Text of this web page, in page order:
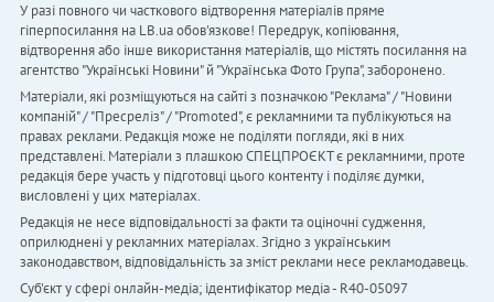
У разі повного чи часткового відтворення матеріалів пряме
гіперпосилання на LB.ua обов'язкове! Передрук, копіювання,
відтворення або інше використання матеріалів, що містять посилання на
агентство "Українськi Новини" й "Українська Фото Група", заборонено.
Матеріали, які розміщуються на сайті з позначкою "Реклама" / "Новини
компаній" / "Пресреліз" / "Promoted", є рекламними та публікуються на
правах реклами. Редакція може не поділяти погляди, які в них
представлені. Матеріали з плашкою СПЕЦПРОЄКТ є рекламними, проте
редакція бере участь у підготовці цього контенту і поділяє думки,
висловлені у цих матеріалах.
Редакція не несе відповідальності за факти та оціночні судження,
оприлюднені у рекламних матеріалах. Згідно з українським
законодавством, відповідальність за зміст реклами несе рекламодавець.
Cуб'єкт у сфері онлайн-медіа; ідентифікатор медіа - R40-05097